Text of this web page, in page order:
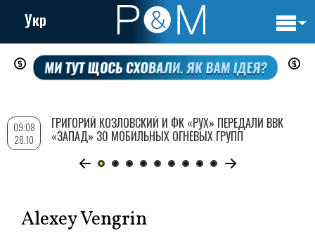
Перейти
содержанию
Укр
Alexey Vengrin
09:08
28.10
ГРИГОРИЙ КОЗЛОВСКИЙ И ФК «РУХ» ПЕРЕДАЛИ ВВК
«ЗАПАД» 30 МОБИЛЬНЫХ ОГНЕВЫХ ГРУПП